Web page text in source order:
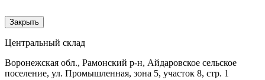
Закрыть
Центральный склад
Воронежская обл., Рамонский р-н, Айдаровское сельское
поселение, ул. Промышленная, зона 5, участок 8, стр. 1